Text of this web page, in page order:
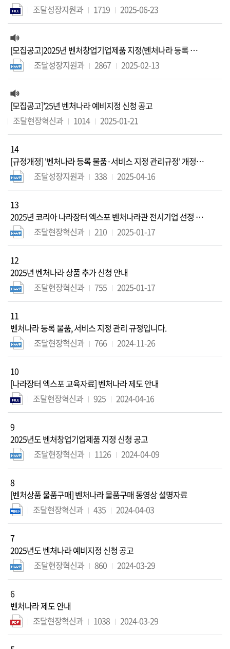
조달성장지원과
1719 2025-06-23
[모집공고]2025년 벤처창업기업제품 지정(벤처나라 등록 상품
지정)신청 공고조달성장지원과 2867 2025-02-13
[모집공고]'25년 벤처나라 예비지정 신청 공고
조달현장혁신과
1014 2025-01-21
14
[규정개정] '벤처나라 등록 물품·서비스 지정 관리규정' 개정
안내(2025.4.1.시행...
조달성장지원과 338 2025-04-16
13
2025년 코리아 나라장터 엑스포 벤처나라관 전시기업 선정 결
과 안내 조달현장혁신과 210 2025-01-17
12
2025년 벤처나라 상품 추가 신청 안내
조달현장혁신과
755 2025-01-17
11
벤처나라 등록 물품, 서비스 지정 관리 규정입니다.
조달현장혁신과
766 2024-11-26
10
[나라장터 엑스포 교육자료] 벤처나라 제도 안내
조달현장혁신과
925 2024-04-16
9
2025년도 벤처창업기업제품 지정 신청 공고
조달현장혁신과
1126 2024-04-09
8
[벤처상품 물품구매] 벤처나라 물품구매 동영상 설명자료
조달현장혁신과
435 2024-04-03
7
2025년도 벤처나라 예비지정 신청 공고
조달현장혁신과
860 2024-03-29
6
벤처나라 제도 안내
조달현장혁신과
1038 2024-03-29